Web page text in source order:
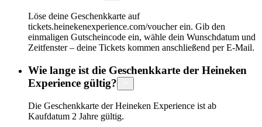
Löse deine Geschenkkarte auf
tickets.heinekenexperience.com/voucher ein. Gib den
einmaligen Gutscheincode ein, wähle dein Wunschdatum und
Zeitfenster – deine Tickets kommen anschließend per E-Mail.
Wie lange ist die Geschenkkarte der Heineken
Experience gültig?
Die Geschenkkarte der Heineken Experience ist ab
Kaufdatum 2 Jahre gültig.